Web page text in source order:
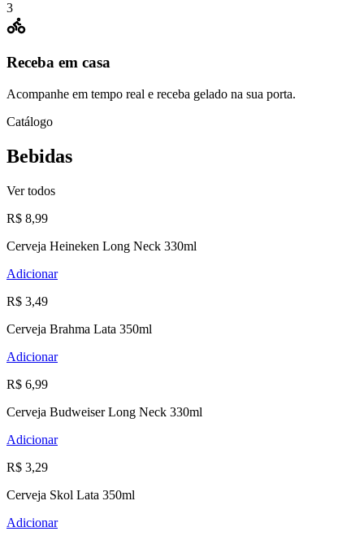
3
Receba em casa
Acompanhe em tempo real e receba gelado na sua porta.
Catálogo
Bebidas
Ver todos
R$ 8,99
Cerveja Heineken Long Neck 330ml
Adicionar
R$ 3,49
Cerveja Brahma Lata 350ml
Adicionar
R$ 6,99
Cerveja Budweiser Long Neck 330ml
Adicionar
R$ 3,29
Cerveja Skol Lata 350ml
Adicionar